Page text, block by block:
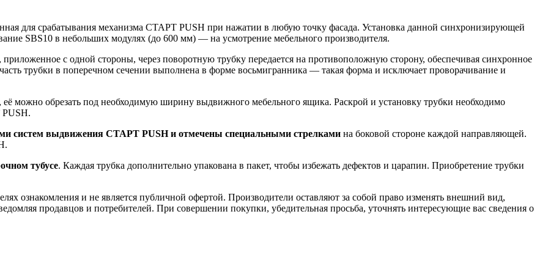
для срабатывания механизма СТАРТ PUSH при нажатии в любую точку фасада. Установка данной синхронизирующей
SBS10 в небольших модулях (до 600 мм) — на усмотрение мебельного производителя.
с одной стороны, через поворотную трубку передается на противоположную сторону, обеспечивая синхронное
трубки в поперечном сечении выполнена в форме восьмигранника — такая форма и исключает проворачивание и
, её можно обрезать под необходимую ширину выдвижного мебельного ящика. Раскрой и установку трубки необходимо
PUSH.
систем выдвижения СТАРТ PUSH и отмечены специальными стрелками на боковой стороне каждой направляющей.
тубусе. Каждая трубка дополнительно упакована в пакет, чтобы избежать дефектов и царапин. Приобретение трубки
ознакомления и не является публичной офертой. Производители оставляют за собой право изменять внешний вид,
продавцов и потребителей. При совершении покупки, убедительная просьба, уточнять интересующие вас сведения о